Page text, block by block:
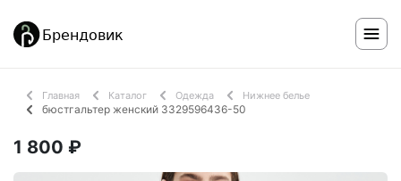
Главная Каталог Одежда Нижнее белье
бюстгальтер женский 3329596436-50
1 800 ₽